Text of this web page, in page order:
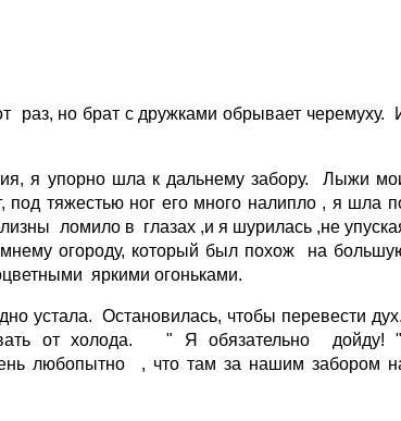
раз, но брат с дружками обрывает черемуху.
я упорно шла к дальнему забору. Лыжи
тяжестью ног его много налипло , я шла
ломило в глазах ,и я шурилась ,не
огороду, который был похож на
яркими огоньками.
устала. Остановилась, чтобы перевести дух.
от холода. " Я обязательно дойду!
любопытно , что там за нашим забором